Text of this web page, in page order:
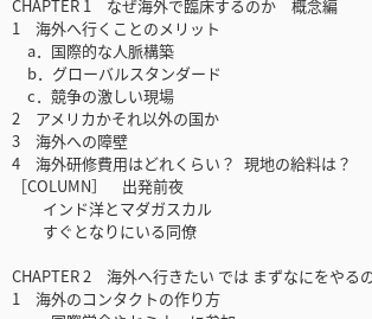
CHAPTER 1 なぜ海外で臨床するのか 概念編
1 海外へ行くことのメリット
a．国際的な人脈構築
b．グローバルスタンダード
c．競争の激しい現場
2 アメリカかそれ以外の国か
3 海外への障壁
4 海外研修費用はどれくらい？ 現地の給料は？
［COLUMN］ 出発前夜
インド洋とマダガスカル
すぐとなりにいる同僚
CHAPTER 2 海外へ行きたい では まずなにをやる
1 海外のコンタクトの作り方